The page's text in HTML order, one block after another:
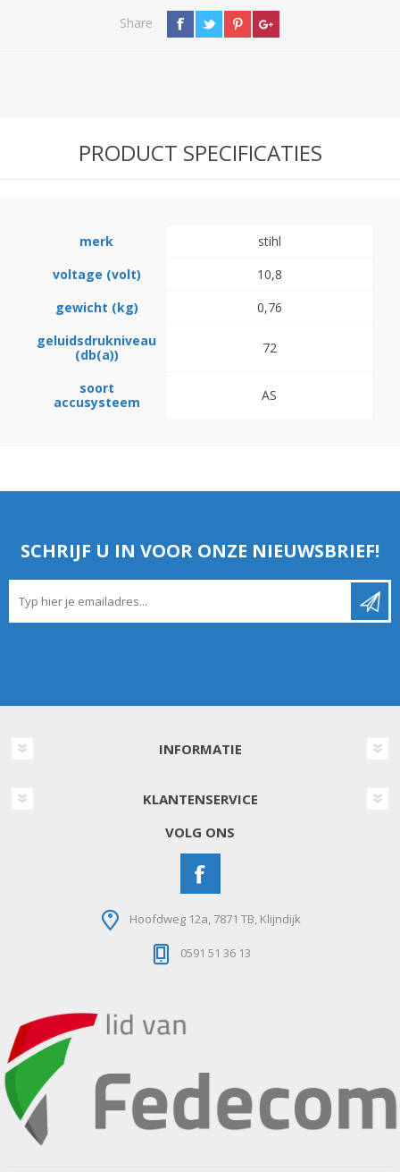
Share
PRODUCT SPECIFICATIES
merk
stihl
voltage (volt)
10,8
gewicht (kg)
0,76
geluidsdrukniveau
(db(a))
72
soort
accusysteem
AS
SCHRIJF U IN VOOR ONZE NIEUWSBRIEF!
INFORMATIE
KLANTENSERVICE
VOLG ONS
Hoofdweg 12a, 7871 TB, Klijndijk
0591 51 36 13